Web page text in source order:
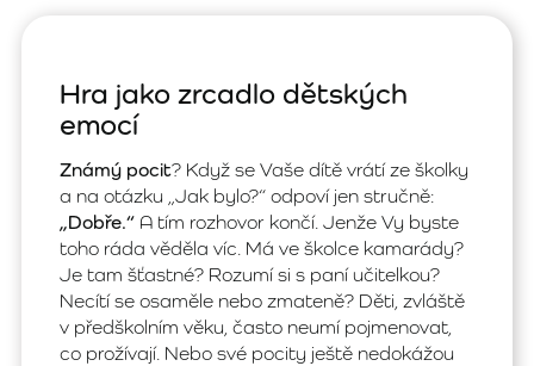
Hra jako zrcadlo dětských
emocí
Známý pocit? Když se Vaše dítě vrátí ze školky
a na otázku „Jak bylo?“ odpoví jen stručně:
„Dobře.“ A tím rozhovor končí. Jenže Vy byste
toho ráda věděla víc. Má ve školce kamarády?
Je tam šťastné? Rozumí si s paní učitelkou?
Necítí se osaměle nebo zmateně? Děti, zvláště
v předškolním věku, často neumí pojmenovat,
co prožívají. Nebo své pocity ještě nedokážou